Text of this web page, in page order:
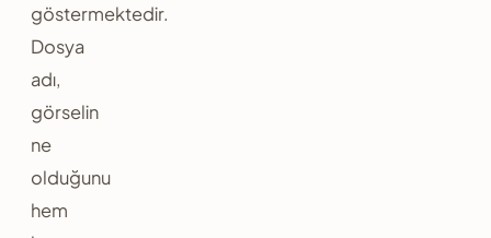
göstermektedir.
Dosya
adı,
görselin
ne
olduğunu
hem